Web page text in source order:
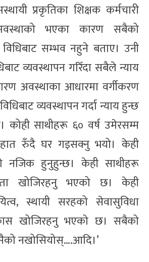
प्रकृतिका शिक्षक कर्मचारी
भएका कारण सबैको
सम्भव नहुने बताए। उनी
व्यवस्थापन गरिँदा सबैले न्याय
अवस्थाका आधारमा वर्गीकरण
व्यवस्थापन गर्दा न्याय हुन्छ
कोही साथीहरू ६० वर्ष उमेरसम्म
हात रुँदै घर गइसक्नु भयो। केही
नजिक हुनुहुन्छ। केही साथीहरू
खोजिरहनु भएको छ। केही
स्थायी सरहको सेवासुविधा
खोजिरहनु भएको छ। सबैको
नखोसियोस्….आदि।’